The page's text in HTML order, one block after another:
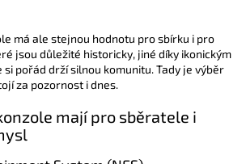
má ale stejnou hodnotu pro sbírku i pro
jsou důležité historicky, jiné díky ikonickým
si pořád drží silnou komunitu. Tady je výběr
za pozornost i dnes.
mají pro sběratele i